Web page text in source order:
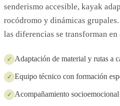
senderismo accesible, kayak
rocódromo y dinámicas
las diferencias se transforman
✓ Adaptación de material y rutas a
✓ Equipo técnico con formación
✓ Acompañamiento